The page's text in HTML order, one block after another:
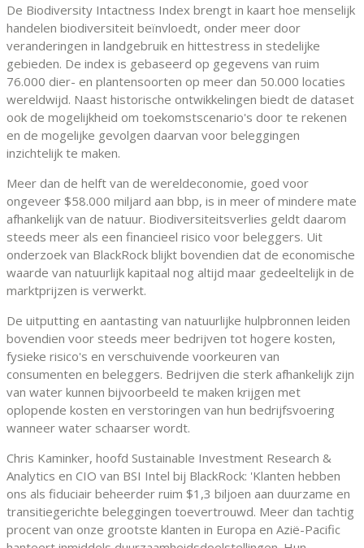
De Biodiversity Intactness Index brengt in kaart hoe menselijk
handelen biodiversiteit beïnvloedt, onder meer door
veranderingen in landgebruik en hittestress in stedelijke
gebieden. De index is gebaseerd op gegevens van ruim
76.000 dier- en plantensoorten op meer dan 50.000 locaties
wereldwijd. Naast historische ontwikkelingen biedt de dataset
ook de mogelijkheid om toekomstscenario's door te rekenen
en de mogelijke gevolgen daarvan voor beleggingen
inzichtelijk te maken.
Meer dan de helft van de wereldeconomie, goed voor
ongeveer $58.000 miljard aan bbp, is in meer of mindere mate
afhankelijk van de natuur. Biodiversiteitsverlies geldt daarom
steeds meer als een financieel risico voor beleggers. Uit
onderzoek van BlackRock blijkt bovendien dat de economische
waarde van natuurlijk kapitaal nog altijd maar gedeeltelijk in de
marktprijzen is verwerkt.
De uitputting en aantasting van natuurlijke hulpbronnen leiden
bovendien voor steeds meer bedrijven tot hogere kosten,
fysieke risico's en verschuivende voorkeuren van
consumenten en beleggers. Bedrijven die sterk afhankelijk zijn
van water kunnen bijvoorbeeld te maken krijgen met
oplopende kosten en verstoringen van hun bedrijfsvoering
wanneer water schaarser wordt.
Chris Kaminker, hoofd Sustainable Investment Research &
Analytics en CIO van BSI Intel bij BlackRock: 'Klanten hebben
ons als fiduciair beheerder ruim $1,3 biljoen aan duurzame en
transitiegerichte beleggingen toevertrouwd. Meer dan tachtig
procent van onze grootste klanten in Europa en Azië-Pacific